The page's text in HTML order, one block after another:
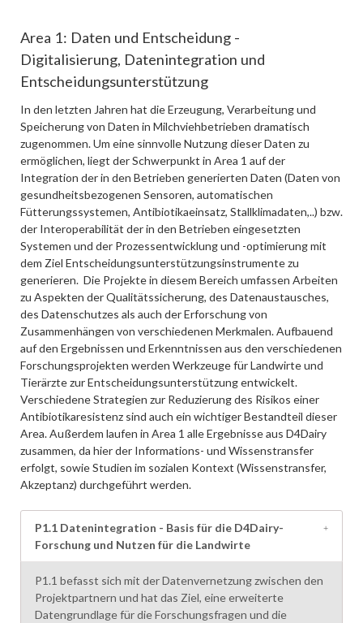
Area 1: Daten und Entscheidung -
Digitalisierung, Datenintegration und
Entscheidungsunterstützung
In den letzten Jahren hat die Erzeugung, Verarbeitung und
Speicherung von Daten in Milchviehbetrieben dramatisch
zugenommen. Um eine sinnvolle Nutzung dieser Daten zu
ermöglichen, liegt der Schwerpunkt in Area 1 auf der
Integration der in den Betrieben generierten Daten (Daten von
gesundheitsbezogenen Sensoren, automatischen
Fütterungssystemen, Antibiotikaeinsatz, Stallklimadaten,..) bzw.
der Interoperabilität der in den Betrieben eingesetzten
Systemen und der Prozessentwicklung und -optimierung mit
dem Ziel Entscheidungsunterstützungsinstrumente zu
generieren. Die Projekte in diesem Bereich umfassen Arbeiten
zu Aspekten der Qualitätssicherung, des Datenaustausches,
des Datenschutzes als auch der Erforschung von
Zusammenhängen von verschiedenen Merkmalen. Aufbauend
auf den Ergebnissen und Erkenntnissen aus den verschiedenen
Forschungsprojekten werden Werkzeuge für Landwirte und
Tierärzte zur Entscheidungsunterstützung entwickelt.
Verschiedene Strategien zur Reduzierung des Risikos einer
Antibiotikaresistenz sind auch ein wichtiger Bestandteil dieser
Area. Außerdem laufen in Area 1 alle Ergebnisse aus D4Dairy
zusammen, da hier der Informations- und Wissenstransfer
erfolgt, sowie Studien im sozialen Kontext (Wissenstransfer,
Akzeptanz) durchgeführt werden.
P1.1 Datenintegration - Basis für die D4Dairy-
Forschung und Nutzen für die Landwirte
P1.1 befasst sich mit der Datenvernetzung zwischen den
Projektpartnern und hat das Ziel, eine erweiterte
Datengrundlage für die Forschungsfragen und die